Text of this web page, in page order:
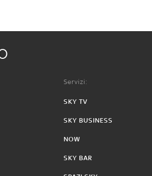
Servizi:
SKY TV
SKY BUSINESS
NOW
SKY BAR